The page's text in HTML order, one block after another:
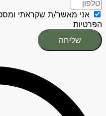
אני מאשר/ת שקראתי
הפרטיות
שליחה